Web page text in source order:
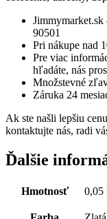
Jimmymarket.sk
90501
Pri nákupe nad
Pre viac
hľadáte, nás
Množstevné
Záruka 24
Ak ste našli lepšiu
kontaktujte nás, radi
Ďalšie
Hmotnosť 0,05